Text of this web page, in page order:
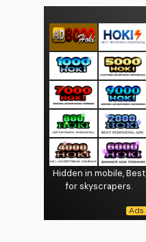
Hidden in mobile, Best
for skyscrapers.